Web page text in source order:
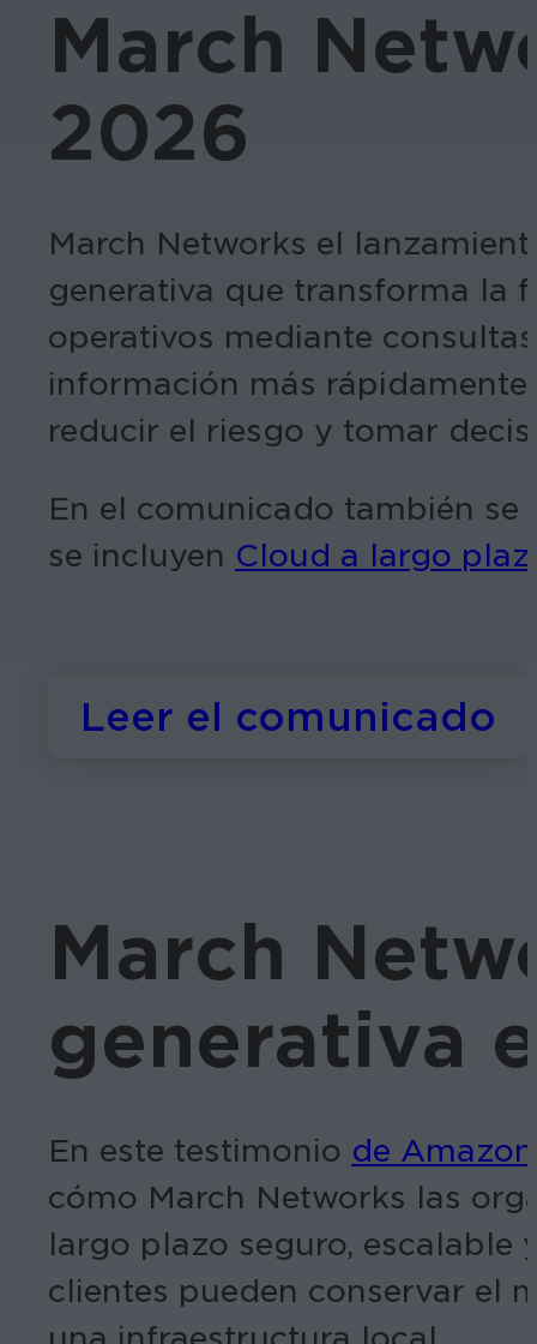
March
2026
March Networks el
generativa que transforma la
operativos mediante
información más
reducir el riesgo y tomar
En el comunicado también se
se incluyen Cloud a largo
Leer el comunicado
March
generativa
En este testimonio de
cómo March Networks las
largo plazo seguro, escalable
clientes pueden conservar el